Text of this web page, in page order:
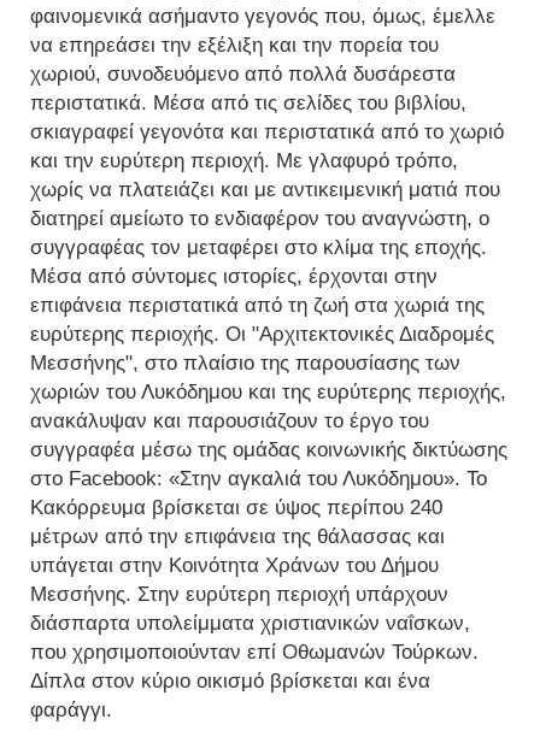
φαινομενικά ασήμαντο γεγονός που, όμως, έμελλε
να επηρεάσει την εξέλιξη και την πορεία του
χωριού, συνοδευόμενο από πολλά δυσάρεστα
περιστατικά. Μέσα από τις σελίδες του βιβλίου,
σκιαγραφεί γεγονότα και περιστατικά από το χωριό
και την ευρύτερη περιοχή. Με γλαφυρό τρόπο,
χωρίς να πλατειάζει και με αντικειμενική ματιά που
διατηρεί αμείωτο το ενδιαφέρον του αναγνώστη, ο
συγγραφέας τον μεταφέρει στο κλίμα της εποχής.
Μέσα από σύντομες ιστορίες, έρχονται στην
επιφάνεια περιστατικά από τη ζωή στα χωριά της
ευρύτερης περιοχής. Οι "Αρχιτεκτονικές Διαδρομές
Μεσσήνης", στο πλαίσιο της παρουσίασης των
χωριών του Λυκόδημου και της ευρύτερης περιοχής,
ανακάλυψαν και παρουσιάζουν το έργο του
συγγραφέα μέσω της ομάδας κοινωνικής δικτύωσης
στο Facebook: «Στην αγκαλιά του Λυκόδημου». Το
Κακόρρευμα βρίσκεται σε ύψος περίπου 240
μέτρων από την επιφάνεια της θάλασσας και
υπάγεται στην Κοινότητα Χράνων του Δήμου
Μεσσήνης. Στην ευρύτερη περιοχή υπάρχουν
διάσπαρτα υπολείμματα χριστιανικών ναΐσκων,
που χρησιμοποιούνταν επί Οθωμανών Τούρκων.
Δίπλα στον κύριο οικισμό βρίσκεται και ένα
φαράγγι.